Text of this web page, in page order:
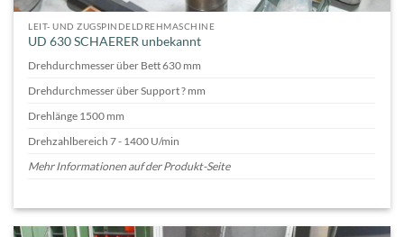
LEIT- UND ZUGSPINDELDREHMASCHINE
UD 630 SCHAERER unbekannt
Drehdurchmesser über Bett 630 mm
Drehdurchmesser über Support ? mm
Drehlänge 1500 mm
Drehzahlbereich 7 - 1400 U/min
Mehr Informationen auf der Produkt-Seite